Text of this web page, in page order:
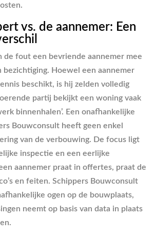
vs. de aannemer: Een
de fout een bevriende aannemer mee
bezichtiging. Hoewel een aannemer
beschikt, is hij zelden volledig
partij bekijkt een woning vaak
binnenhalen’. Een onafhankelijke
Bouwconsult heeft geen enkel
van de verbouwing. De focus ligt
inspectie en een eerlijke
aannemer praat in offertes, praat de
en feiten. Schippers Bouwconsult
ogen op de bouwplaats,
neemt op basis van data in plaats